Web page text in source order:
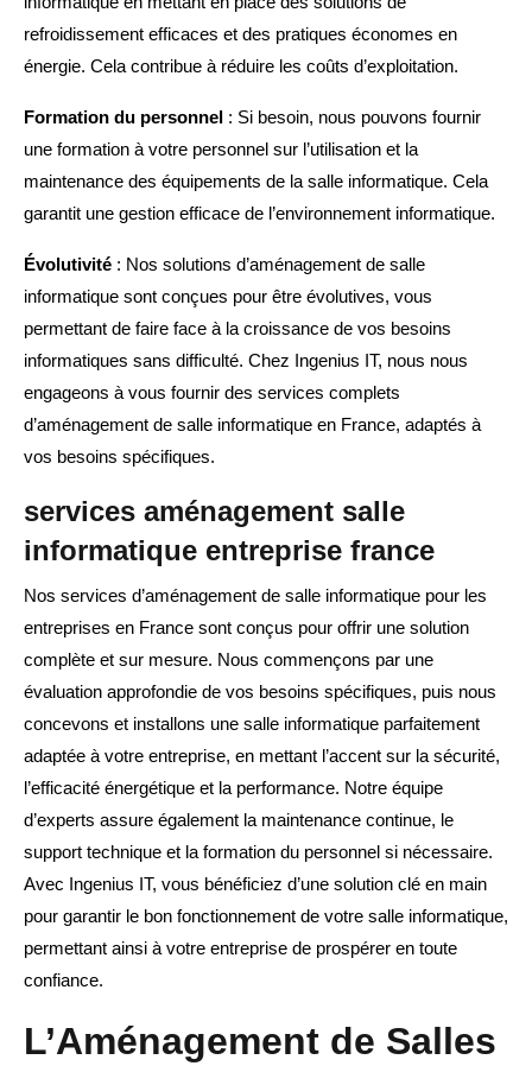
refroidissement efficaces et des pratiques économes en
énergie. Cela contribue à réduire les coûts d’exploitation.
Formation du personnel : Si besoin, nous pouvons fournir
une formation à votre personnel sur l’utilisation et la
maintenance des équipements de la salle informatique. Cela
garantit une gestion efficace de l’environnement informatique.
Évolutivité : Nos solutions d’aménagement de salle
informatique sont conçues pour être évolutives, vous
permettant de faire face à la croissance de vos besoins
informatiques sans difficulté. Chez Ingenius IT, nous nous
engageons à vous fournir des services complets
d’aménagement de salle informatique en France, adaptés à
vos besoins spécifiques.
services aménagement salle
informatique entreprise france
Nos services d’aménagement de salle informatique pour les
entreprises en France sont conçus pour offrir une solution
complète et sur mesure. Nous commençons par une
évaluation approfondie de vos besoins spécifiques, puis nous
concevons et installons une salle informatique parfaitement
adaptée à votre entreprise, en mettant l’accent sur la sécurité,
l’efficacité énergétique et la performance. Notre équipe
d’experts assure également la maintenance continue, le
support technique et la formation du personnel si nécessaire.
Avec Ingenius IT, vous bénéficiez d’une solution clé en main
pour garantir le bon fonctionnement de votre salle informatique,
permettant ainsi à votre entreprise de prospérer en toute
confiance.
L’Aménagement de Salles